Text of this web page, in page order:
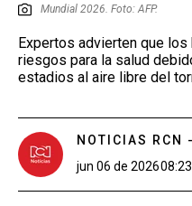
Mundial 2026. Foto: AFP.
Expertos advierten que
riesgos para la salud
estadios al aire libre del
NOTICIAS RCN
jun 06 de 2026